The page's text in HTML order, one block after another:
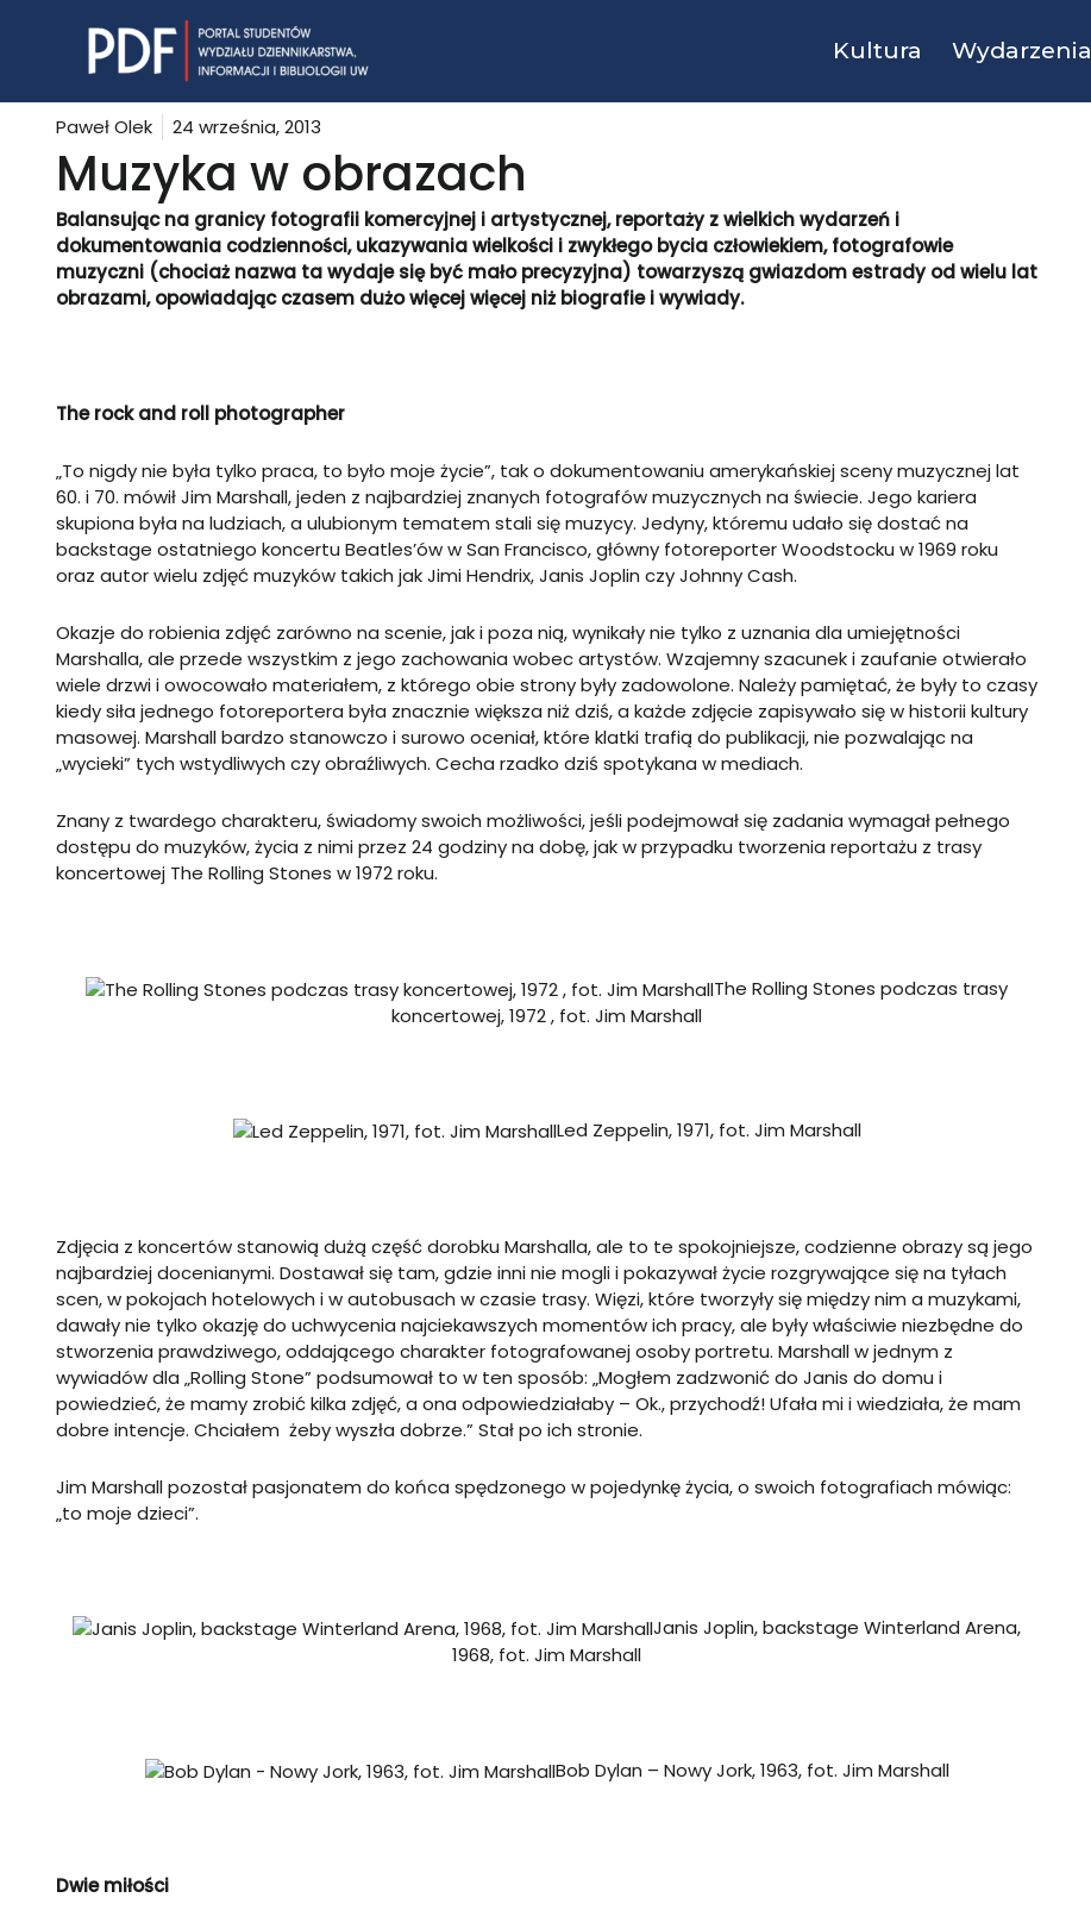
Kultura Wydarzenia
Paweł Olek 24 września, 2013
Muzyka w obrazach
Balansując na granicy fotografii komercyjnej i artystycznej, reportaży z wielkich wydarzeń i
dokumentowania codzienności, ukazywania wielkości i zwykłego bycia człowiekiem, fotografowie
muzyczni (chociaż nazwa ta wydaje się być mało precyzyjna) towarzyszą gwiazdom estrady od wielu lat
obrazami, opowiadając czasem dużo więcej więcej niż biografie i wywiady.
The rock and roll photographer
„To nigdy nie była tylko praca, to było moje życie”, tak o dokumentowaniu amerykańskiej sceny muzycznej lat
60. i 70. mówił Jim Marshall, jeden z najbardziej znanych fotografów muzycznych na świecie. Jego kariera
skupiona była na ludziach, a ulubionym tematem stali się muzycy. Jedyny, któremu udało się dostać na
backstage ostatniego koncertu Beatles’ów w San Francisco, główny fotoreporter Woodstocku w 1969 roku
oraz autor wielu zdjęć muzyków takich jak Jimi Hendrix, Janis Joplin czy Johnny Cash.
Okazje do robienia zdjęć zarówno na scenie, jak i poza nią, wynikały nie tylko z uznania dla umiejętności
Marshalla, ale przede wszystkim z jego zachowania wobec artystów. Wzajemny szacunek i zaufanie otwierało
wiele drzwi i owocowało materiałem, z którego obie strony były zadowolone. Należy pamiętać, że były to czasy
kiedy siła jednego fotoreportera była znacznie większa niż dziś, a każde zdjęcie zapisywało się w historii kultury
masowej. Marshall bardzo stanowczo i surowo oceniał, które klatki trafią do publikacji, nie pozwalając na
„wycieki” tych wstydliwych czy obraźliwych. Cecha rzadko dziś spotykana w mediach.
Znany z twardego charakteru, świadomy swoich możliwości, jeśli podejmował się zadania wymagał pełnego
dostępu do muzyków, życia z nimi przez 24 godziny na dobę, jak w przypadku tworzenia reportażu z trasy
koncertowej The Rolling Stones w 1972 roku.
The Rolling Stones podczas trasy
koncertowej, 1972 , fot. Jim Marshall
Led Zeppelin, 1971, fot. Jim Marshall
Zdjęcia z koncertów stanowią dużą część dorobku Marshalla, ale to te spokojniejsze, codzienne obrazy są jego
najbardziej docenianymi. Dostawał się tam, gdzie inni nie mogli i pokazywał życie rozgrywające się na tyłach
scen, w pokojach hotelowych i w autobusach w czasie trasy. Więzi, które tworzyły się między nim a muzykami,
dawały nie tylko okazję do uchwycenia najciekawszych momentów ich pracy, ale były właściwie niezbędne do
stworzenia prawdziwego, oddającego charakter fotografowanej osoby portretu. Marshall w jednym z
wywiadów dla „Rolling Stone” podsumował to w ten sposób: „Mogłem zadzwonić do Janis do domu i
powiedzieć, że mamy zrobić kilka zdjęć, a ona odpowiedziałaby – Ok., przychodź! Ufała mi i wiedziała, że mam
dobre intencje. Chciałem żeby wyszła dobrze.” Stał po ich stronie.
Jim Marshall pozostał pasjonatem do końca spędzonego w pojedynkę życia, o swoich fotografiach mówiąc:
„to moje dzieci”.
Janis Joplin, backstage Winterland Arena,
1968, fot. Jim Marshall
Bob Dylan – Nowy Jork, 1963, fot. Jim Marshall
Dwie miłości